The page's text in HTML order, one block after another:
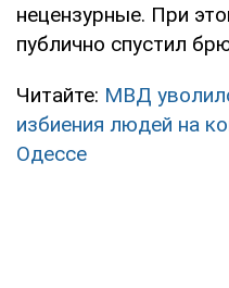
нецензурные. При
публично спустил
Читайте: МВД
избиения людей на
Одессе